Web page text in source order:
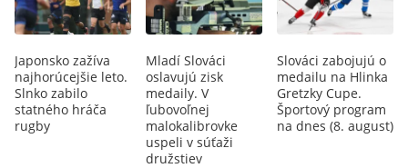
Japonsko zažíva
najhorúcejšie leto.
Slnko zabilo
statného hráča
rugby
Mladí Slováci
oslavujú zisk
medaily. V
ľubovoľnej
malokalibrovke
uspeli v súťaži
družstiev
Slováci zabojujú o
medailu na Hlinka
Gretzky Cupe.
Športový program
na dnes (8. august)